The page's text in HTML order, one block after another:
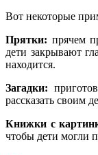
Вот некоторые
Прятки: прячем
дети закрывают
находится.
Загадки:
рассказать своим
Книжки с
чтобы дети могли